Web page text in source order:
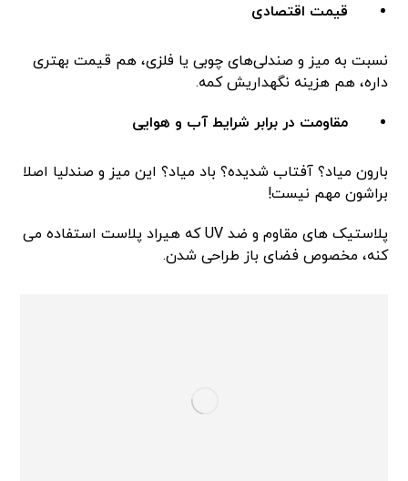
قیمت اقتصادی
نسبت به میز و صندلی‌های چوبی یا فلزی، هم قیمت بهتری
داره، هم هزینه نگهداریش کمه.
مقاومت در برابر شرایط آب و هوایی
بارون میاد؟ آفتاب شدیده؟ باد میاد؟ این میز و صندلیا اصلا
براشون مهم نیست!
پلاستیک های مقاوم و ضد UV که هیراد پلاست استفاده می
کنه، مخصوص فضای باز طراحی شدن.